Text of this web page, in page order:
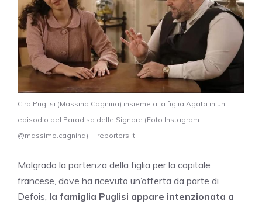
Ciro Puglisi (Massino Cagnina) insieme alla figlia Agata in un
episodio del Paradiso delle Signore (Foto Instagram
@massimo.cagnina) – ireporters.it
Malgrado la partenza della figlia per la capitale
francese, dove ha ricevuto un’offerta da parte di
Defois, la famiglia Puglisi appare intenzionata a